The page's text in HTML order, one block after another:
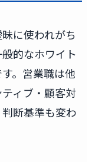
に使われがち
的なホワイト
。営業職は他
ィブ・顧客対
断基準も変わ